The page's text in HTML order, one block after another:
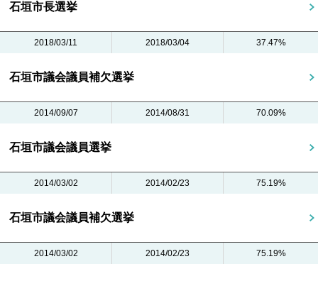
石垣市長選挙
2018/03/11 2018/03/04 37.47%
石垣市議会議員補欠選挙
2014/09/07 2014/08/31 70.09%
石垣市議会議員選挙
2014/03/02 2014/02/23 75.19%
石垣市議会議員補欠選挙
2014/03/02 2014/02/23 75.19%